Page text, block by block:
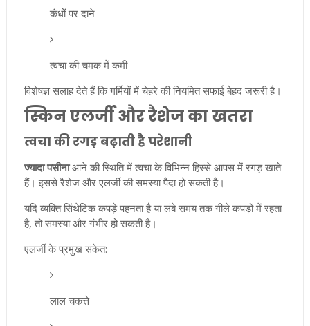
कंधों पर दाने
त्वचा की चमक में कमी
विशेषज्ञ सलाह देते हैं कि गर्मियों में चेहरे की नियमित सफाई बेहद जरूरी है।
स्किन एलर्जी और रैशेज का खतरा
त्वचा की रगड़ बढ़ाती है परेशानी
ज्यादा पसीनाआने की स्थिति में त्वचा के विभिन्न हिस्से आपस में रगड़ खाते
हैं। इससे रैशेज और एलर्जी की समस्या पैदा हो सकती है।
यदि व्यक्ति सिंथेटिक कपड़े पहनता है या लंबे समय तक गीले कपड़ों में रहता
है, तो समस्या और गंभीर हो सकती है।
एलर्जी के प्रमुख संकेत:
लाल चकत्ते